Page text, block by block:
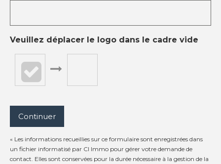
Veuillez déplacer le logo dans le cadre vide
Continuer
« Les informations recueillies sur ce formulaire sont enregistrées dans
un fichier informatisé par CI Immo pour gérer votre demande de
contact. Elles sont conservées pour la durée nécessaire à la gestion de la